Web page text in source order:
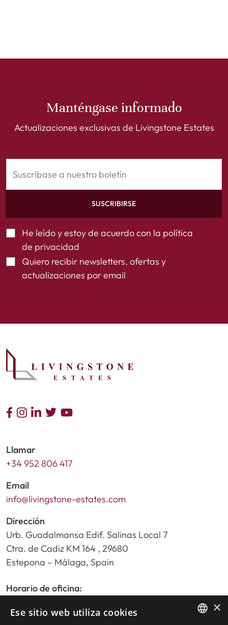
Manténgase informado
Actualizaciones exclusivas de Livingstone Estates
SUSCRIBIRSE
He leído y estoy de acuerdo con la política
de privacidad
Quiero recibir newsletters, ofertas y
actualizaciones por email
Llamar
+34 952 806 417
Email
info@livingstone-estates.com
Dirección
Urb. Guadalmansa Edif. Salinas Local 7
Ctra. de Cadiz KM 164 , 29680
Estepona – Málaga, Spain
Horario de oficina:
Sábados y festivos de 10:00am a 14:00pm
×
Ese sitio web utiliza cookies